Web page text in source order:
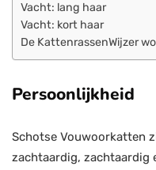
Vacht: lang haar
Vacht: kort haar
De KattenrassenWijzer
Persoonlijkheid
Schotse Vouwoorkatten
zachtaardig, zachtaardig